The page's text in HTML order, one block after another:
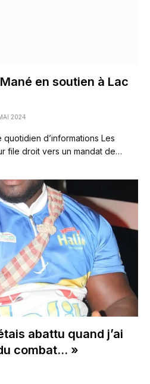
en soutien à Lac
2024
d’informations Les
file droit vers un mandat de…
abattu quand j’ai
combat… »